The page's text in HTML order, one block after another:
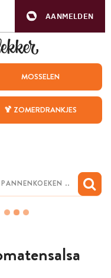
AANMELDEN
MOSSELEN
🍹 ZOMERDRANKJES